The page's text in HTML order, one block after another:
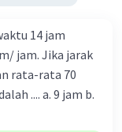
14 jam
jam. Jika jarak
rata-rata 70
9 jam b.